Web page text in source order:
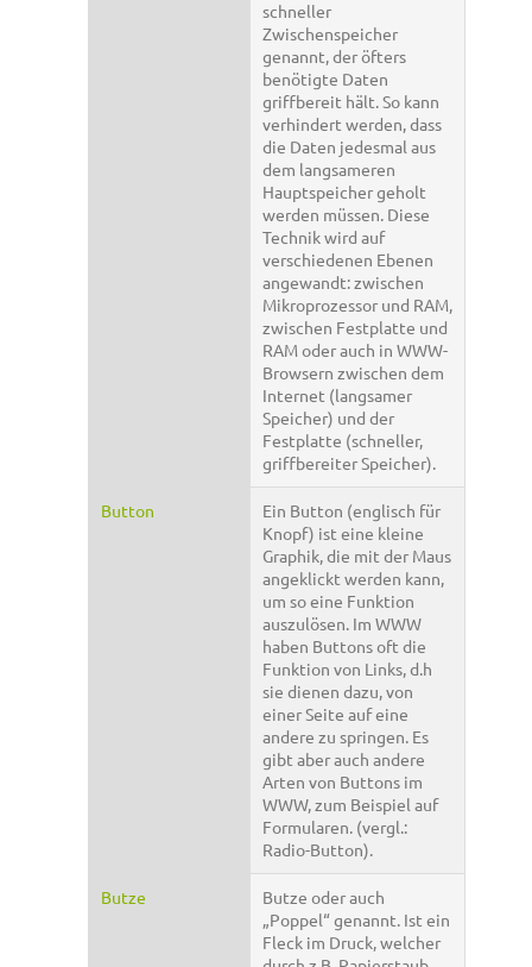
schneller
Zwischenspeicher
genannt, der öfters
benötigte Daten
griffbereit hält. So kann
verhindert werden, dass
die Daten jedesmal aus
dem langsameren
Hauptspeicher geholt
werden müssen. Diese
Technik wird auf
verschiedenen Ebenen
angewandt: zwischen
Mikroprozessor und RAM,
zwischen Festplatte und
RAM oder auch in WWW-
Browsern zwischen dem
Internet (langsamer
Speicher) und der
Festplatte (schneller,
griffbereiter Speicher).
Button
Ein Button (englisch für
Knopf) ist eine kleine
Graphik, die mit der Maus
angeklickt werden kann,
um so eine Funktion
auszulösen. Im WWW
haben Buttons oft die
Funktion von Links, d.h
sie dienen dazu, von
einer Seite auf eine
andere zu springen. Es
gibt aber auch andere
Arten von Buttons im
WWW, zum Beispiel auf
Formularen. (vergl.:
Radio-Button).
Butze
Butze oder auch
„Poppel“ genannt. Ist ein
Fleck im Druck, welcher